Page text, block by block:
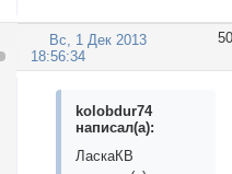
50
Вс, 1 Дек 2013
18:56:34
kolobdur74
написал(а):
ЛаскаКВ